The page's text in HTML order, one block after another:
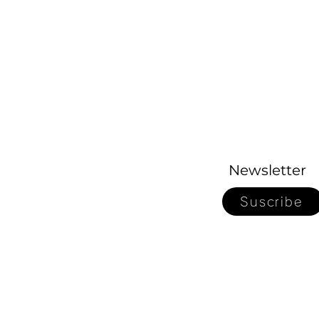
Newsletter
Suscribe